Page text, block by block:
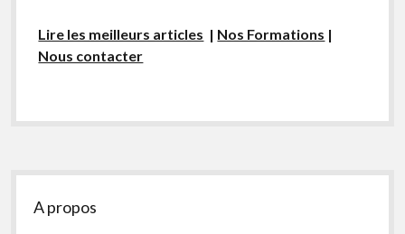
Lire les meilleurs articles | Nos Formations |
Nous contacter
Sidebar
A propos